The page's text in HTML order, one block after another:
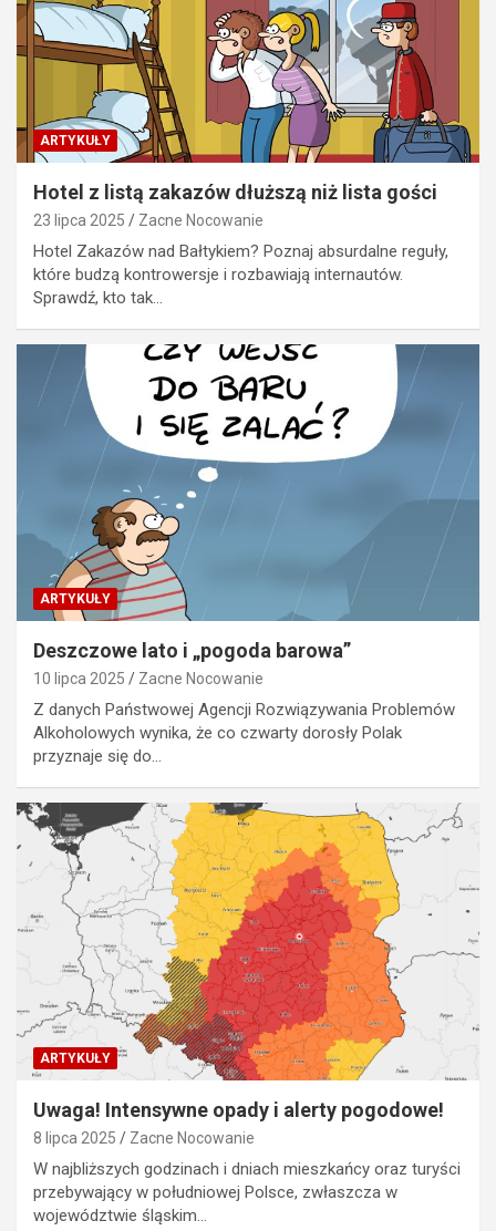
ARTYKUŁY
Hotel z listą zakazów dłuższą niż lista gości
23 lipca 2025 Zacne Nocowanie
Hotel Zakazów nad Bałtykiem? Poznaj absurdalne reguły,
które budzą kontrowersje i rozbawiają internautów.
Sprawdź, kto tak…
ARTYKUŁY
Deszczowe lato i „pogoda barowa”
10 lipca 2025 Zacne Nocowanie
Z danych Państwowej Agencji Rozwiązywania Problemów
Alkoholowych wynika, że co czwarty dorosły Polak
przyznaje się do…
ARTYKUŁY
Uwaga! Intensywne opady i alerty pogodowe!
8 lipca 2025 Zacne Nocowanie
W najbliższych godzinach i dniach mieszkańcy oraz turyści
przebywający w południowej Polsce, zwłaszcza w
województwie śląskim…